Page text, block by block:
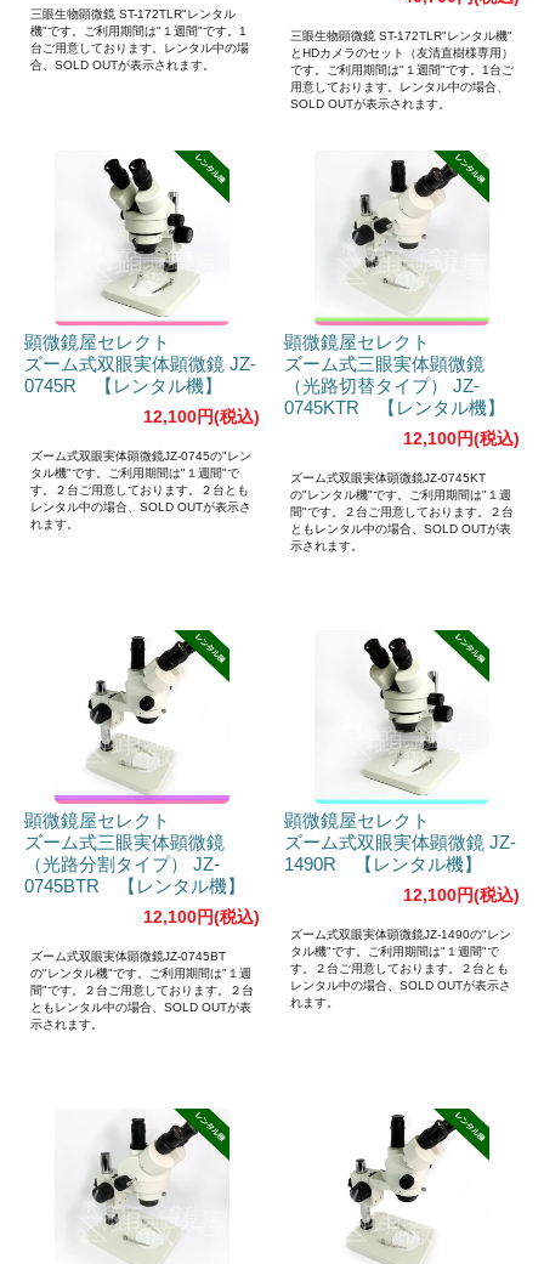
三眼生物顕微鏡 ST-172TLR"レンタル
機"です。ご利用期間は"１週間"です。1
台ご用意しております。レンタル中の場
合、SOLD OUTが表示されます。
三眼生物顕微鏡 ST-172TLR"レンタル機"
とHDカメラのセット（友清直樹様専用）
です。ご利用期間は"１週間"です。1台ご
用意しております。レンタル中の場合、
SOLD OUTが表示されます。
顕微鏡屋セレクト
ズーム式双眼実体顕微鏡 JZ-
0745R 【レンタル機】
12,100円(税込)
ズーム式双眼実体顕微鏡JZ-0745の"レン
タル機"です。ご利用期間は"１週間"で
す。２台ご用意しております。２台とも
レンタル中の場合、SOLD OUTが表示さ
れます。
顕微鏡屋セレクト
ズーム式三眼実体顕微鏡
（光路切替タイプ） JZ-
0745KTR 【レンタル機】
12,100円(税込)
ズーム式双眼実体顕微鏡JZ-0745KT
の"レンタル機"です。ご利用期間は"１週
間"です。２台ご用意しております。２台
ともレンタル中の場合、SOLD OUTが表
示されます。
顕微鏡屋セレクト
ズーム式三眼実体顕微鏡
（光路分割タイプ） JZ-
0745BTR 【レンタル機】
12,100円(税込)
ズーム式双眼実体顕微鏡JZ-0745BT
の"レンタル機"です。ご利用期間は"１週
間"です。２台ご用意しております。２台
ともレンタル中の場合、SOLD OUTが表
示されます。
顕微鏡屋セレクト
ズーム式双眼実体顕微鏡 JZ-
1490R 【レンタル機】
12,100円(税込)
ズーム式双眼実体顕微鏡JZ-1490の"レン
タル機"です。ご利用期間は"１週間"で
す。２台ご用意しております。２台とも
レンタル中の場合、SOLD OUTが表示さ
れます。